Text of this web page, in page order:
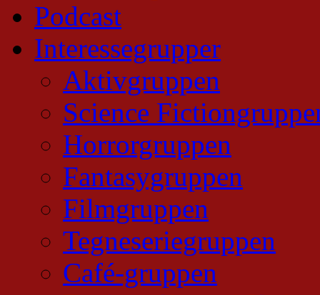
Podcast
Interessegrupper
Aktivgruppen
Science
Horrorgruppen
Fantasygruppen
Filmgruppen
Tegneseriegruppen
Café-gruppen